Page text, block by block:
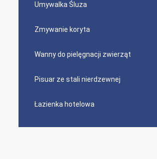
Umywalka Śluza
Zmywanie koryta
Wanny do pielęgnacji zwierząt
Pisuar ze stali nierdzewnej
Łazienka hotelowa